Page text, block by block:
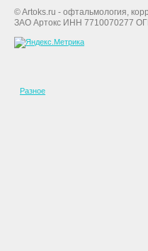
© Artoks.ru - офтальмология,
ЗАО Артокс ИНН 7710070277
Разное